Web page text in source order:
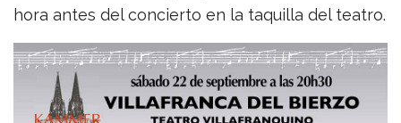
hora antes del concierto en la taquilla del teatro.